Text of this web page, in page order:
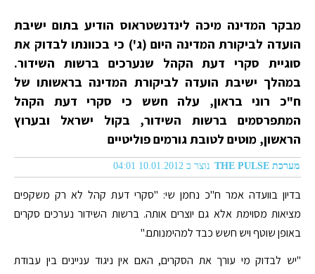
מבקר המדינה מיכה לינדנשטראוס הודיע בתום ישיבת
הועדה לביקורת המדינה היום (ג') כי בכוונתו לבדוק את
סוגיית סקרי דעת הקהל שנערכים ברשות השידור.
במהלך ישיבת הועדה לביקורת המדינה בראשותו של
ח"כ רוני בראון, עלה חשש כי סקרי דעת הקהל
המתפרסמים ברשות השידור, בקול ישראל ובערוץ
הראשון, מוטים לטובת גורמים פוליטיים
מערכת THE PULSE נוצר ב 10.01.2012 04:01
בדיון בוועדה אמר ח"כ נחמן שי: "סקרי דעת קהל לא רק משקפים
מציאות מסוימת אלא גם יוצרים אותה. ברשות השידור נערכים סקרים
באופן שוטף ויש חשש כבד למהימנותם."
"יש לבדוק מי עורך את הסקרים, האם אין ניגוד עניינים בין עבודת